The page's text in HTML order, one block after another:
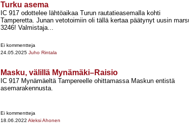
Turku asema
IC 917 odottelee lähtöaikaa Turun rautatieasemalla kohti
Tamperetta. Junan vetotoimiin oli tällä kertaa päätynyt uusin
3246! Valmistaja...
Ei kommentteja
24.05.2025 Juho Rintala
Masku, välillä Mynämäki–Raisio
IC 917 Mynämäeltä Tampereelle ohittamassa Maskun entistä
asemarakennusta.
Ei kommentteja
18.06.2022 Aleksi Ahonen